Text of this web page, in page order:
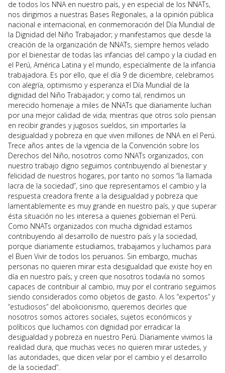
de todos los NNA en nuestro país, y en especial de los NNATs,
nos dirigimos a nuestras Bases Regionales, a la opinión pública
nacional e internacional, en conmemoración del Día Mundial de
la Dignidad del Niño Trabajador; y manifestamos que desde la
creación de la organización de NNATs, siempre hemos velado
por el bienestar de todas las infancias del campo y la ciudad en
el Perú, América Latina y el mundo, especialmente de la infancia
trabajadora. Es por ello, que el día 9 de diciembre, celebramos
con alegría, optimismo y esperanza el Día Mundial de la
dignidad del Niño Trabajador; y como tal, rendimos un
merecido homenaje a miles de NNATs que diariamente luchan
por una mejor calidad de vida; mientras que otros solo piensan
en recibir grandes y jugosos sueldos, sin importarles la
desigualdad y pobreza en que viven millones de NNA en el Perú.
Trece años antes de la vigencia de la Convención sobre los
Derechos del Niño, nosotros como NNATs organizados, con
nuestro trabajo digno seguimos contribuyendo al bienestar y
felicidad de nuestros hogares, por tanto no somos “la llamada
lacra de la sociedad”, sino que representamos el cambio y la
respuesta creadora frente a la desigualdad y pobreza que
lamentablemente es muy grande en nuestro país, y que superar
ésta situación no les interesa a quienes gobiernan el Perú.
Como NNATs organizados con mucha dignidad estamos
contribuyendo al desarrollo de nuestro país y la sociedad,
porque diariamente estudiamos, trabajamos y luchamos para
el Buen Vivir de todos los peruanos. Sin embargo, muchas
personas no quieren mirar esta desigualdad que existe hoy en
día en nuestro país; y creen que nosotros todavía no somos
capaces de contribuir al cambio, muy por el contrario seguimos
siendo considerados como objetos de gasto. A los “expertos” y
“estudiosos” del abolicionismo, queremos decirles que
nosotros somos actores sociales, sujetos económicos y
políticos que luchamos con dignidad por erradicar la
desigualdad y pobreza en nuestro Perú. Diariamente vivimos la
realidad dura, que muchas veces no quieren mirar ustedes, y
las autoridades, que dicen velar por el cambio y el desarrollo
de la sociedad”.